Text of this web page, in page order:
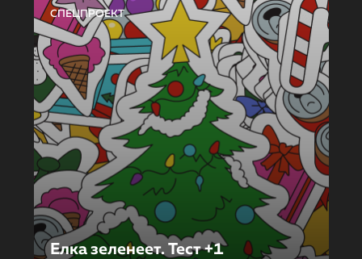
СПЕЦПРОЕКТ
Елка зеленеет. Тест +1